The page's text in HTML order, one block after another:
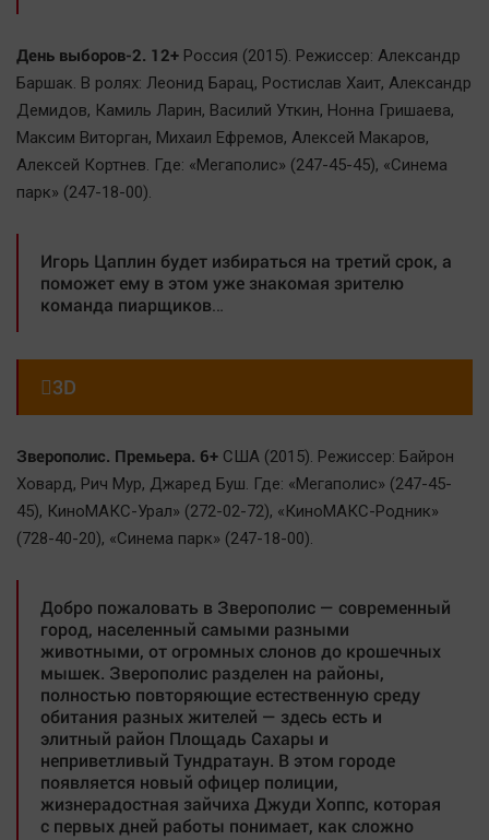
День выборов-2. 12+ Россия (2015). Режиссер: Александр
Баршак. В ролях: Леонид Барац, Ростислав Хаит, Александр
Демидов, Камиль Ларин, Василий Уткин, Нонна Гришаева,
Максим Виторган, Михаил Ефремов, Алексей Макаров,
Алексей Кортнев. Где: «Мегаполис» (247-45-45), «Синема
парк» (247-18-00).
Игорь Цаплин будет избираться на третий срок, а
поможет ему в этом уже знакомая зрителю
команда пиарщиков…
3D
Зверополис. Премьера. 6+ США (2015). Режиссер: Байрон
Ховард, Рич Мур, Джаред Буш. Где: «Мегаполис» (247-45-
45), КиноМАКС-Урал» (272-02-72), «КиноМАКС-Родник»
(728-40-20), «Синема парк» (247-18-00).
Добро пожаловать в Зверополис — современный
город, населенный самыми разными
животными, от огромных слонов до крошечных
мышек. Зверополис разделен на районы,
полностью повторяющие естественную среду
обитания разных жителей — здесь есть и
элитный район Площадь Сахары и
неприветливый Тундратаун. В этом городе
появляется новый офицер полиции,
жизнерадостная зайчиха Джуди Хоппс, которая
с первых дней работы понимает, как сложно